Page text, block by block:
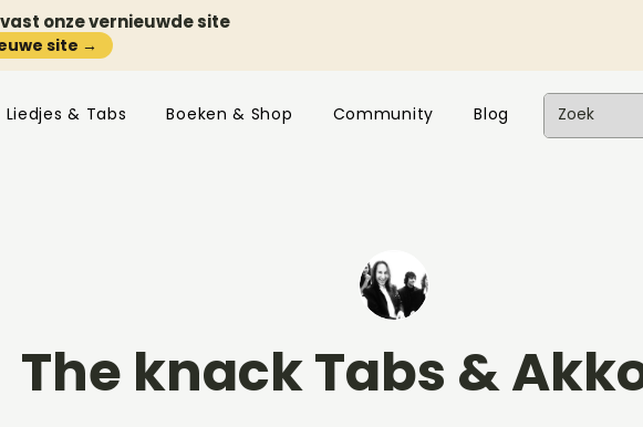
onze vernieuwde site
site →
Liedjes & Tabs Boeken & Shop Community Blog
The knack Tabs &